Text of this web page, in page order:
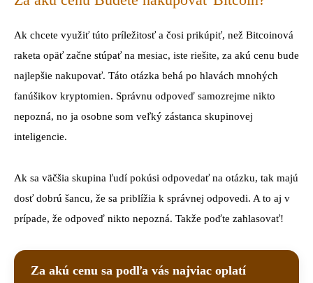
Ak chcete využiť túto príležitosť a čosi prikúpiť, než Bitcoinová
raketa opäť začne stúpať na mesiac, iste riešite, za akú cenu bude
najlepšie nakupovať. Táto otázka behá po hlavách mnohých
fanúšikov kryptomien. Správnu odpoveď samozrejme nikto
nepozná, no ja osobne som veľký zástanca skupinovej
inteligencie.
Ak sa väčšia skupina ľudí pokúsi odpovedať na otázku, tak majú
dosť dobrú šancu, že sa priblížia k správnej odpovedi. A to aj v
prípade, že odpoveď nikto nepozná. Takže poďte zahlasovať!
Za akú cenu sa podľa vás najviac oplatí